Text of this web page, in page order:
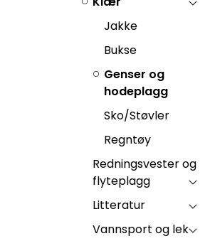
Jakke
Bukse
Genser og
hodeplagg
Sko/Støvler
Regntøy
Redningsvester og
flyteplagg
Litteratur
Vannsport og lek